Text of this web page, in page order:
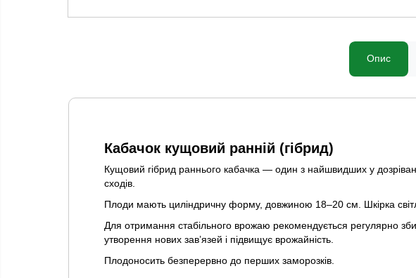
Опис
Кабачок кущовий ранній (гібрид)
Кущовий гібрид раннього кабачка — один з найшвидших у
сходів.
Плоди мають циліндричну форму, довжиною 18–20 см. Шкірка
Для отримання стабільного врожаю рекомендується регулярно
утворення нових зав’язей і підвищує врожайність.
Плодоносить безперервно до перших заморозків.